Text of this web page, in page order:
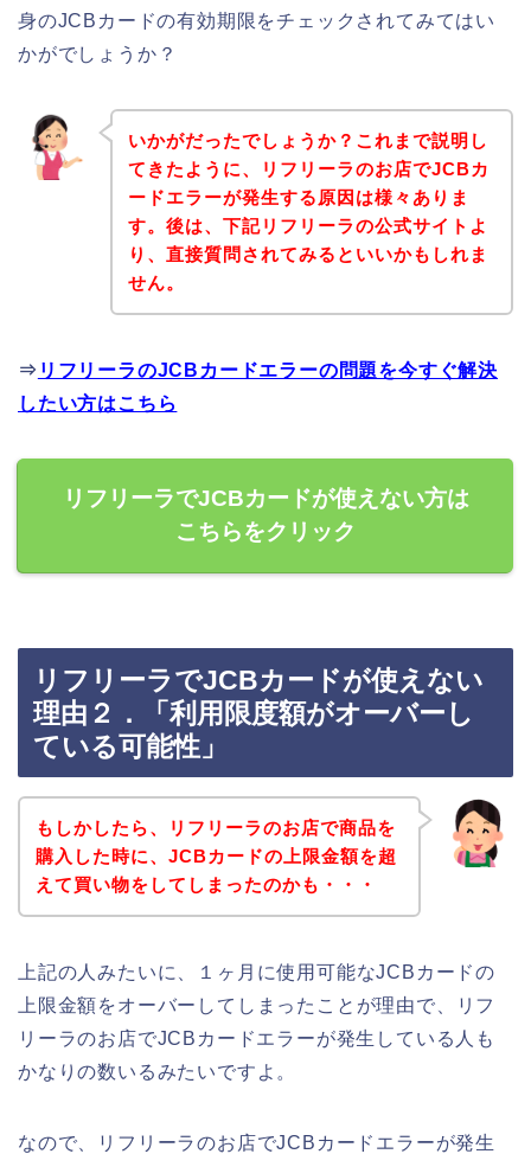
身のJCBカードの有効期限をチェックされてみてはい
かがでしょうか？
いかがだったでしょうか？これまで説明し
てきたように、リフリーラのお店でJCBカ
ードエラーが発生する原因は様々ありま
す。後は、下記リフリーラの公式サイトよ
り、直接質問されてみるといいかもしれま
せん。
⇒ リフリーラのJCBカードエラーの問題を今すぐ解決
したい方はこちら
リフリーラでJCBカードが使えない方は
こちらをクリック
リフリーラでJCBカードが使えない
理由２．「利用限度額がオーバーし
ている可能性」
もしかしたら、リフリーラのお店で商品を
購入した時に、JCBカードの上限金額を超
えて買い物をしてしまったのかも・・・
上記の人みたいに、１ヶ月に使用可能なJCBカードの
上限金額をオーバーしてしまったことが理由で、リフ
リーラのお店でJCBカードエラーが発生している人も
かなりの数いるみたいですよ。
なので、リフリーラのお店でJCBカードエラーが発生